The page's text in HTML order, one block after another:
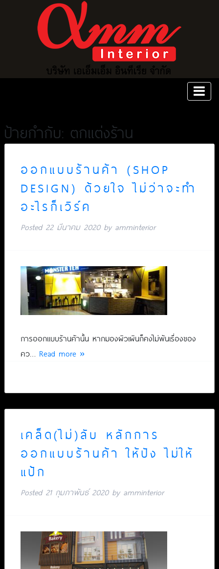
ป้ายกำกับ: ตกแต่งร้าน
ออกแบบร้านค้า (SHOP
DESIGN) ด้วยใจ ไม่ว่าจะทำ
อะไรก็เวิร์ค
Posted 22 มีนาคม 2020 by amminterior
การออกแบบร้านค้านั้น หากมองผิวเผินก็คงไม่พ้นเรื่องของ
คว… Read more »
เคล็ด(ไม่)ลับ หลักการ
ออกแบบร้านค้า ให้ปัง ไม่ให้
แป้ก
Posted 21 กุมภาพันธ์ 2020 by amminterior